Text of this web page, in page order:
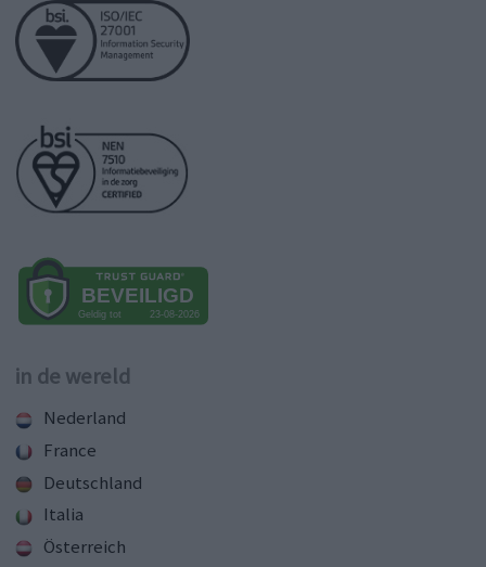
in de wereld
Nederland
France
Deutschland
Italia
Österreich